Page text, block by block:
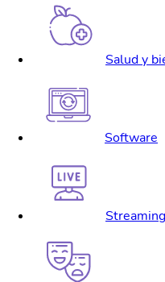
Salud y
Software
Streaming